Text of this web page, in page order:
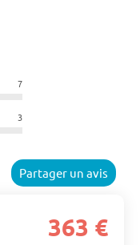
7
3
Partager un avis
363 €